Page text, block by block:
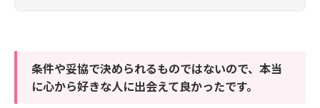
条件や妥協で決められるものではないので、本当
に心から好きな人に出会えて良かったです。